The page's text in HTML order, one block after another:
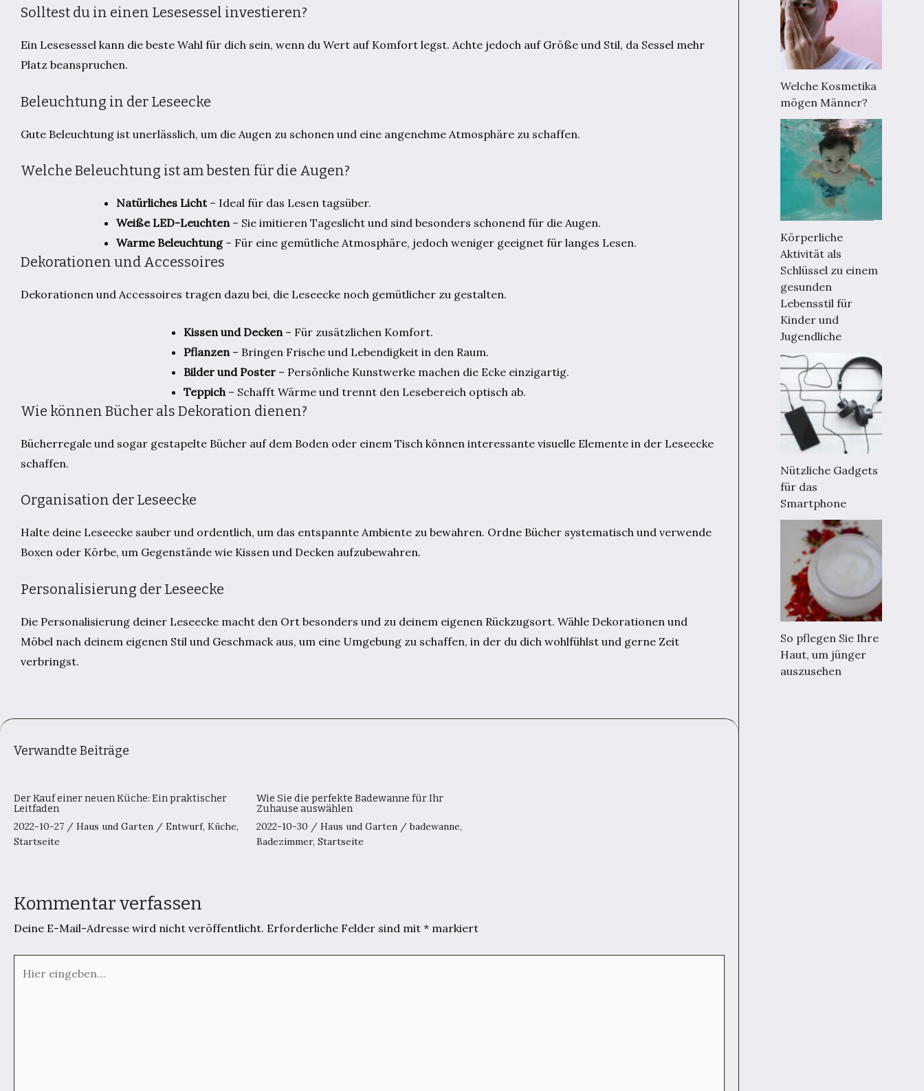
Solltest du in einen Lesesessel investieren?
Ein Lesesessel kann die beste Wahl für dich sein, wenn du Wert auf Komfort legst. Achte jedoch auf Größe und Stil, da Sessel mehr
Platz beanspruchen.
Beleuchtung in der Leseecke
Gute Beleuchtung ist unerlässlich, um die Augen zu schonen und eine angenehme Atmosphäre zu schaffen.
Welche Beleuchtung ist am besten für die Augen?
Natürliches Licht– Ideal für das Lesen tagsüber.
Weiße LED-Leuchten– Sie imitieren Tageslicht und sind besonders schonend für die Augen.
Warme Beleuchtung– Für eine gemütliche Atmosphäre, jedoch weniger geeignet für langes Lesen.
Dekorationen und Accessoires
Dekorationen und Accessoires tragen dazu bei, die Leseecke noch gemütlicher zu gestalten.
Kissen und Decken– Für zusätzlichen Komfort.
Pflanzen– Bringen Frische und Lebendigkeit in den Raum.
Bilder und Poster– Persönliche Kunstwerke machen die Ecke einzigartig.
Teppich– Schafft Wärme und trennt den Lesebereich optisch ab.
Wie können Bücher als Dekoration dienen?
Bücherregale und sogar gestapelte Bücher auf dem Boden oder einem Tisch können interessante visuelle Elemente in der Leseecke
schaffen.
Organisation der Leseecke
Halte deine Leseecke sauber und ordentlich, um das entspannte Ambiente zu bewahren. Ordne Bücher systematisch und verwende
Boxen oder Körbe, um Gegenstände wie Kissen und Decken aufzubewahren.
Personalisierung der Leseecke
Die Personalisierung deiner Leseecke macht den Ort besonders und zu deinem eigenen Rückzugsort. Wähle Dekorationen und
Möbel nach deinem eigenen Stil und Geschmack aus, um eine Umgebung zu schaffen, in der du dich wohlfühlst und gerne Zeit
verbringst.
Verwandte Beiträge
Der Kauf einer neuen Küche: Ein praktischer
Leitfaden
2022-10-27 / Haus und Garten / Entwurf, Küche,
Startseite
Wie Sie die perfekte Badewanne für Ihr
Zuhause auswählen
2022-10-30 /Haus und Garten /badewanne,
Badezimmer,Startseite
Kommentar verfassen
Deine E-Mail-Adresse wird nicht veröffentlicht. Erforderliche Felder sind mit * markiert
eingeben…
Welche Kosmetika
mögen Männer?
Körperliche
Aktivität als
Schlüssel zu einem
gesunden
Lebensstil für
Kinder und
Jugendliche
Nützliche Gadgets
für das
Smartphone
So pflegen Sie Ihre
Haut, um jünger
auszusehen